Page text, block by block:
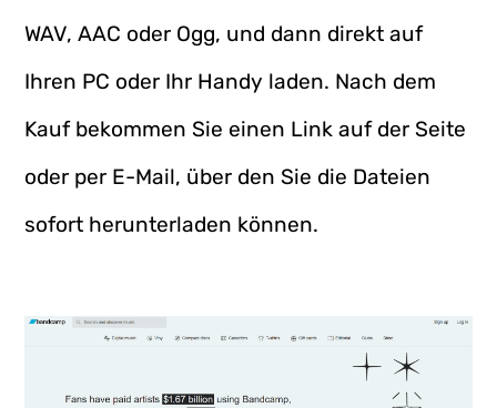
WAV, AAC oder Ogg, und dann direkt auf
Ihren PC oder Ihr Handy laden. Nach dem
Kauf bekommen Sie einen Link auf der Seite
oder per E-Mail, über den Sie die Dateien
sofort herunterladen können.